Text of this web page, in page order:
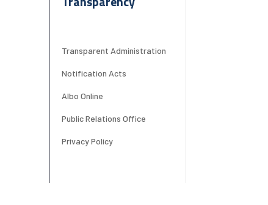
Transparent Administration
Notification Acts
Albo Online
Public Relations Office
Privacy Policy